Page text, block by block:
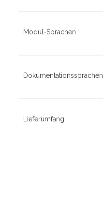
Modul-Sprachen
Dokumentationssprachen
Lieferumfang